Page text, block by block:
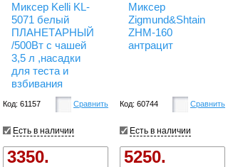
Миксер Kelli KL-
5071 белый
ПЛАНЕТАРНЫЙ
/500Вт с чашей
3,5 л ,насадки
для теста и
взбивания
Код: 61157 Сравнить
Есть в наличии
3350.
Миксер
Zigmund&Shtain
ZHM-160
антрацит
Код: 60744 Сравнить
Есть в наличии
5250.